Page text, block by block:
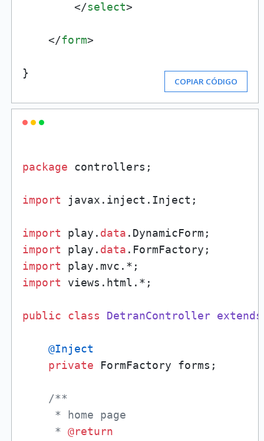
</select>
</form>
}
COPIAR CÓDIGO
package controllers;
import javax.inject.Inject;
import play. data
import play. data
import
import views.html.*;
public class DetranController extends
@Inject
private FormFactory forms;
/**
     * home page
     *
@return